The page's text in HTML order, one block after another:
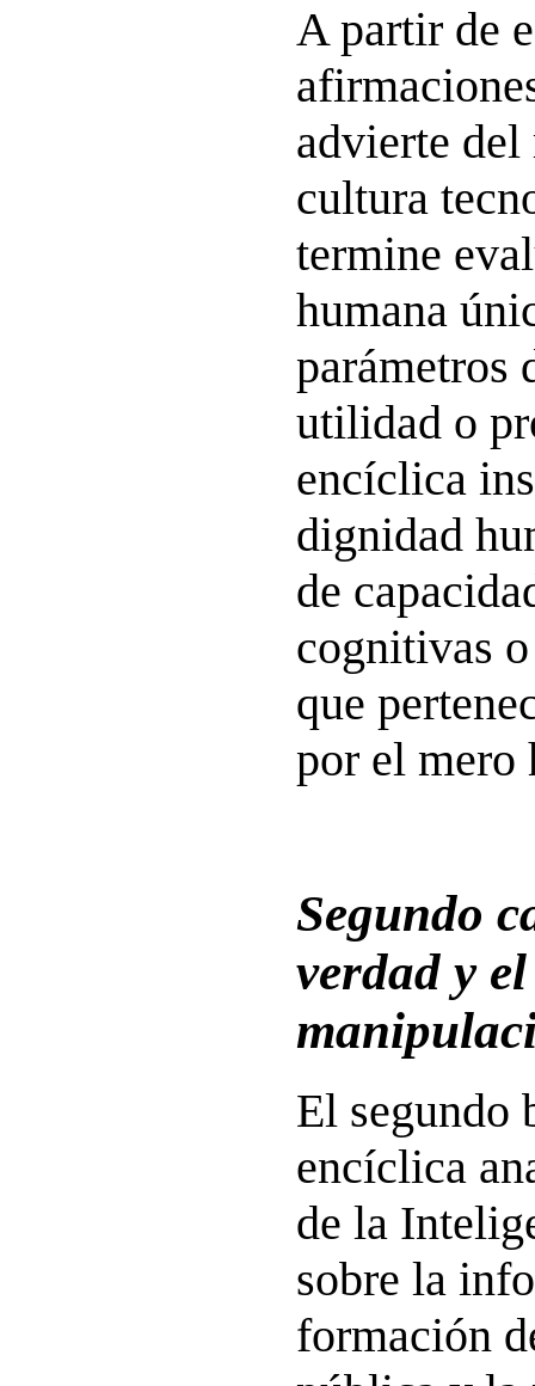
A partir de
advierte del
cultura
termine
humana
parámetros
utilidad o
encíclica
dignidad
de
cognitivas
que
por el mero
Segundo
verdad y
El segundo
encíclica
de la
sobre la
formación